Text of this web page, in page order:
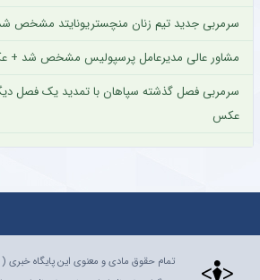
سرمربی جدید تیم زنان منچستریونایتد
مشاور عالی مدیرعامل پرسپولیس مشخص شد +
سرمربی فصل گذشته سپاهان با تمدید یک فصل
عکس